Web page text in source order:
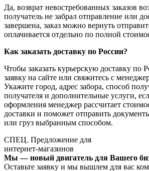
Да, возврат невостребованных заказов
получатель не забрал отправление или
завершена, заказ можно вернуть
оплачивается отдельно по полной
Как заказать доставку по России?
Чтобы заказать курьерскую доставку по
заявку на сайте или свяжитесь с
Укажите город, адрес забора, способ
получателя и дополнительные услуги,
оформления менеджер рассчитает
доставки и поможет отправить
или груз выбранным способом.
СПЕЦ. Предложение для
интернет-магазинов
Мы — новый двигатель для Вашего
Оставьте заявку и мы вышлем для вас